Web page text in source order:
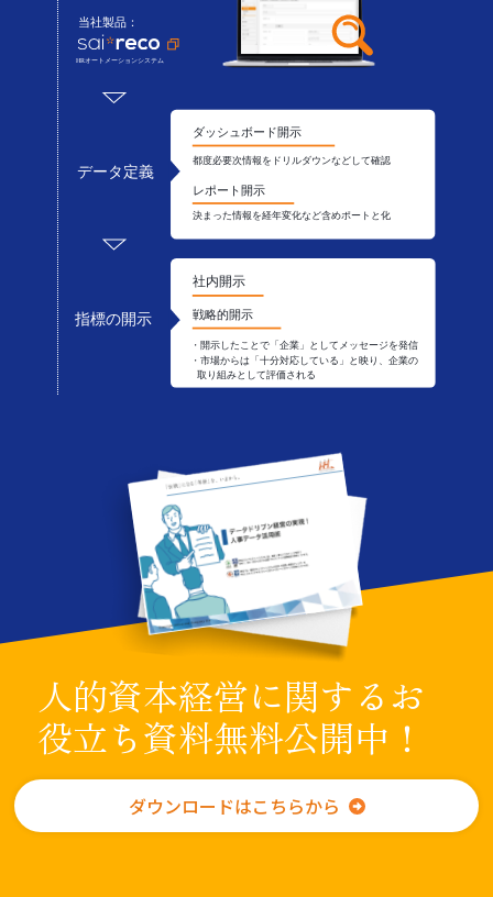
人的資本経営に関するお
役立ち資料無料公開中！
ダウンロードはこちらから